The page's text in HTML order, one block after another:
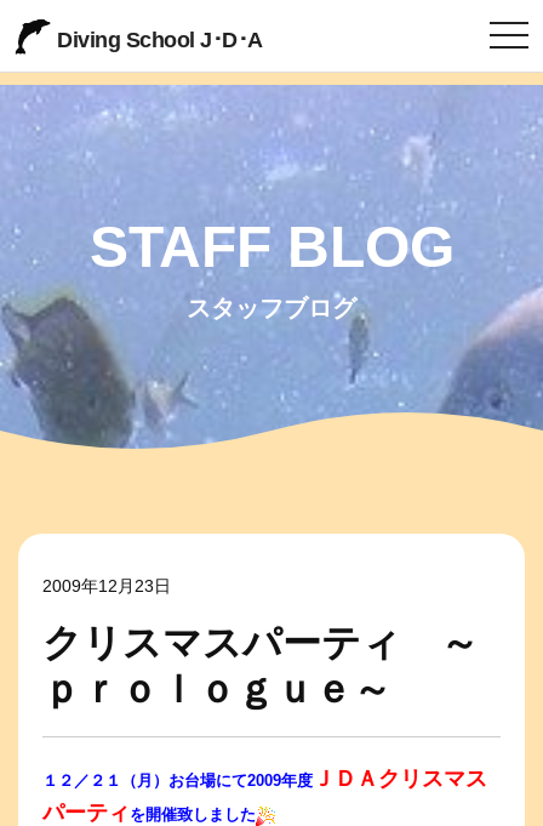
Diving School J･D･A
STAFF BLOG
スタッフブログ
2009年12月23日
クリスマスパーティ ～
ｐｒｏｌｏｇｕｅ～
１２／２１（月）お台場にて2009年度 ＪＤＡクリスマス
パーティ を開催致しました